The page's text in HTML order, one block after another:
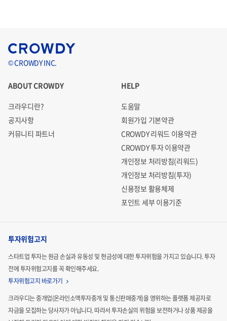
© CROWDY INC.
ABOUT CROWDY
크라우디란?
공지사항
커뮤니티 파트너
HELP
도움말
회원가입 기본약관
CROWDY 리워드 이용약관
CROWDY 투자 이용약관
개인정보 처리방침(리워드)
개인정보 처리방침(투자)
신용정보 활용체제
포인트 세부 이용기준
투자위험고지
스타트업 투자는 원금 손실과 유동성 및 현금성에 대한 투자위험을 가지고 있습니다.투자
전에 투자위험고지를 꼭 확인해주세요.
투자위험고지 바로가기
크라우디는 중개업(온라인소액투자중개 및 통신판매중개)을 영위하는 플랫폼 제공자로
자금을 모집하는당사자가 아닙니다. 따라서 투자손실의 위험을 보전하거나 상품 제공을